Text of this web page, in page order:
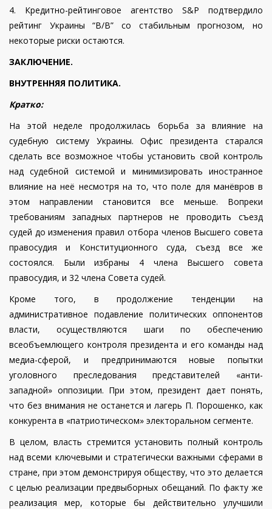
4. Кредитно-рейтинговое агентство S&P подтвердило
рейтинг Украины “В/В” со стабильным прогнозом, но
некоторые риски остаются.
ЗАКЛЮЧЕНИЕ.
ВНУТРЕННЯЯ ПОЛИТИКА.
Кратко:
На этой неделе продолжилась борьба за влияние на
судебную систему Украины. Офис президента старался
сделать все возможное чтобы установить свой контроль
над судебной системой и минимизировать иностранное
влияние на неё несмотря на то, что поле для манёвров в
этом направлении становится все меньше. Вопреки
требованиям западных партнеров не проводить съезд
судей до изменения правил отбора членов Высшего совета
правосудия и Конституционного суда, съезд все же
состоялся. Были избраны 4 члена Высшего совета
правосудия, и 32 члена Совета судей.
Кроме того, в продолжение тенденции на
административное подавление политических оппонентов
власти, осуществляются шаги по обеспечению
всеобъемлющего контроля президента и его команды над
медиа-сферой, и предпринимаются новые попытки
уголовного преследования представителей «анти-
западной» оппозиции. При этом, президент дает понять,
что без внимания не останется и лагерь П. Порошенко, как
конкурента в «патриотическом» электоральном сегменте.
В целом, власть стремится установить полный контроль
над всеми ключевыми и стратегически важными сферами в
стране, при этом демонстрируя обществу, что это делается
с целью реализации предвыборных обещаний. По факту же
реализация мер, которые бы действительно улучшили